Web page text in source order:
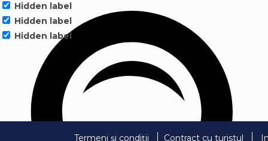
Hidden label
Hidden label
Hidden label
Termeni și condiții Contract cu turistul